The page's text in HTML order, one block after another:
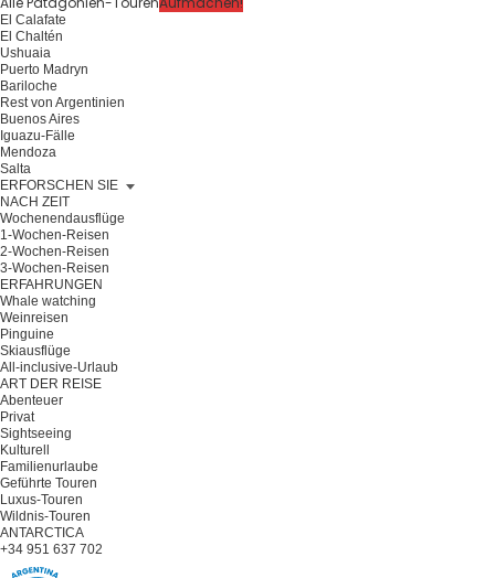
El Calafate
El Chaltén
Ushuaia
Puerto Madryn
Bariloche
Rest von Argentinien
Buenos Aires
Iguazu-Fälle
Mendoza
Salta
ERFORSCHEN SIE
NACH ZEIT
Wochenendausflüge
1-Wochen-Reisen
2-Wochen-Reisen
3-Wochen-Reisen
ERFAHRUNGEN
Whale watching
Weinreisen
Pinguine
Skiausflüge
All-inclusive-Urlaub
ART DER REISE
Abenteuer
Privat
Sightseeing
Kulturell
Familienurlaube
Geführte Touren
Luxus-Touren
Wildnis-Touren
ANTARCTICA
+34 951 637 702